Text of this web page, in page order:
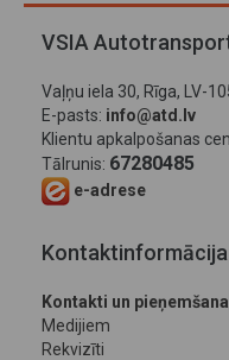
VSIA
Vaļņu iela 30, Rīga, LV-
E-pasts: info@atd.lv
Klientu apkalpošanas
Tālrunis: 67280485
e-adrese
Kontaktinformācija
Kontakti un
Medijiem
Rekvizīti